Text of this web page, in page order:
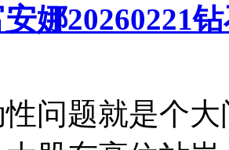
娜20260221
问题就是个